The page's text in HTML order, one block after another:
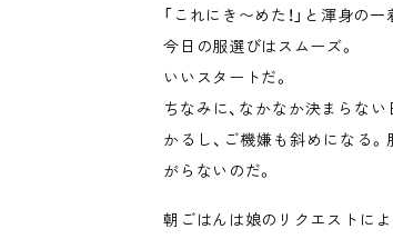
「これにき〜めた！」と渾身の
今日の服選びはスムーズ。
いいスタートだ。
ちなみに、なかなか決まらな
かるし、ご機嫌も斜めになる
がらないのだ。
朝ごはんは娘のリクエストによ